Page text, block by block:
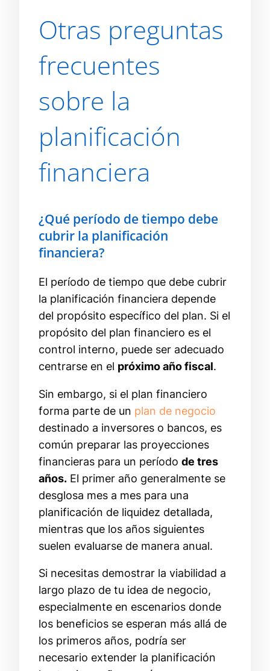
Otras preguntas
frecuentes
sobre la
planificación
financiera
¿Qué período de tiempo debe
cubrir la planificación
financiera?
El período de tiempo que debe cubrir
la planificación financiera depende
del propósito específico del plan. Si el
propósito del plan financiero es el
control interno, puede ser adecuado
centrarse en el próximo año fiscal.
Sin embargo, si el plan financiero
forma parte de un plan de negocio
destinado a inversores o bancos, es
común preparar las proyecciones
financieras para un período de tres
años. El primer año generalmente se
desglosa mes a mes para una
planificación de liquidez detallada,
mientras que los años siguientes
suelen evaluarse de manera anual.
Si necesitas demostrar la viabilidad a
largo plazo de tu idea de negocio,
especialmente en escenarios donde
los beneficios se esperan más allá de
los primeros años, podría ser
necesario extender la planificación